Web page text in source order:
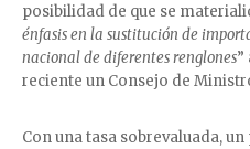
posibilidad de que se
énfasis en la sustitución de
nacional de diferentes renglones”
reciente un Consejo de
Con una tasa sobrevaluada,